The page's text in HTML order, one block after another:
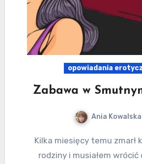
opowiadania
Zabawa w
Ania Kowalska
Kilka miesięcy temu zmarł ktoś z mojej
rodziny i musiałem wrócić